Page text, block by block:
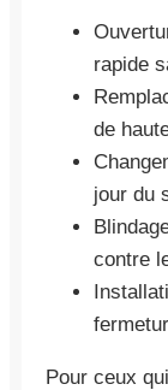
rapide
de
jour du
contre
Pour ceux